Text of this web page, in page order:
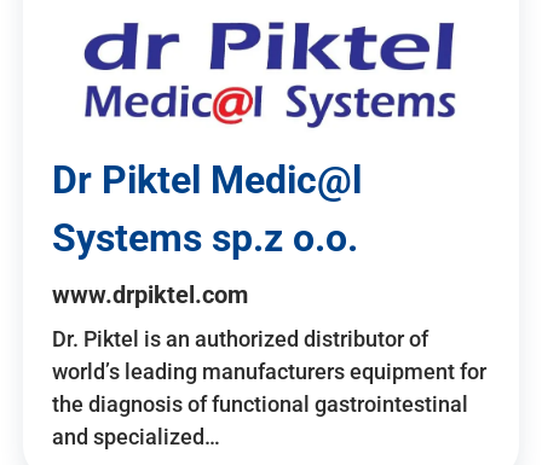
Dr Piktel Medic@l
Systems sp.z o.o.
www.drpiktel.com
Dr. Piktel is an authorized distributor of
world’s leading manufacturers equipment for
the diagnosis of functional gastrointestinal
and specialized…